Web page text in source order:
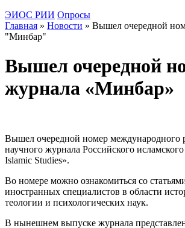
ЭИОС РИИ Опросы
Главная » Новости » Вышел очередной
"Минбар"
Вышел очередной
журнала «Минбар»
Вышел очередной номер международного
научного журнала Российского
Islamic Studies».
Во номере можно ознакомиться со
иностранных специалистов в области
теологии и психологических наук.
В нынешнем выпуске журнала